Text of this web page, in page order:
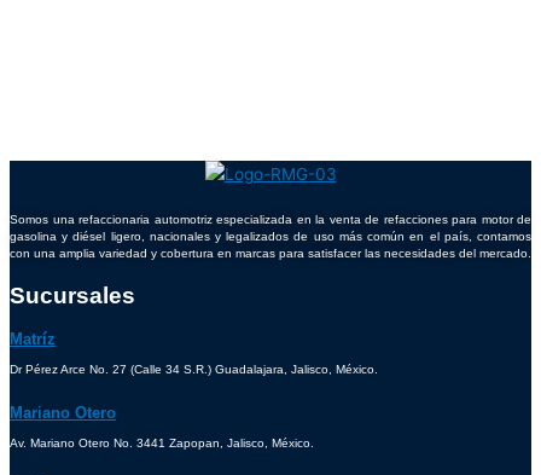
Somos una refaccionaria automotriz especializada en la venta de refacciones para motor de
gasolina y diésel ligero, nacionales y legalizados de uso más común en el país, contamos
con una amplia variedad y cobertura en marcas para satisfacer las necesidades del mercado.
Sucursales
Matríz
Dr Pérez Arce No. 27 (Calle 34 S.R.) Guadalajara, Jalisco, México.
Mariano Otero
Av. Mariano Otero No. 3441 Zapopan, Jalisco, México.